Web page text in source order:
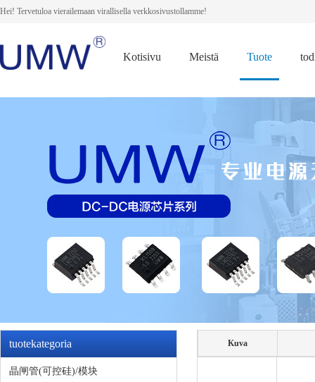
Hei! Tervetuloa vierailemaan virallisella verkkosivustollamme!
Kotisivu Meistä Tuote
tuotekategoria
晶闸管(可控硅)/模块
Kuva